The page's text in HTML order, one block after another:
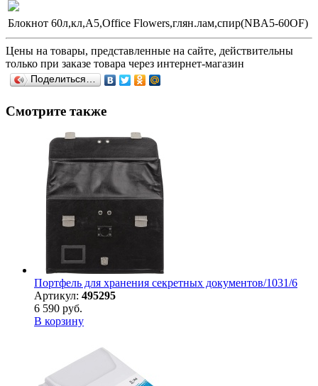
Блокнот 60л,кл,А5,Office Flowers,глян.лам,спир(NBA5-60OF)
Цены на товары, представленные на сайте, действительны
только при заказе товара через интернет-магазин
Поделиться…
Смотрите также
Портфель для хранения секретных документов/1031/6
Артикул: 495295
6 590 руб.
В корзину